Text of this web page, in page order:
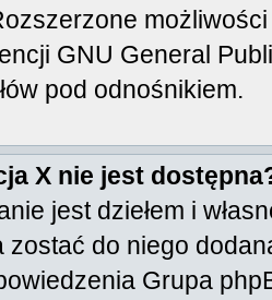
GNU General
pod odnośnikiem.
X nie jest
jest dziełem i
zostać do niego
Grupa